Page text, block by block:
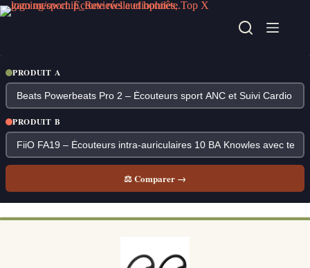
Passer
au
PRODUIT A
PRODUIT B
⚖ Comparer →